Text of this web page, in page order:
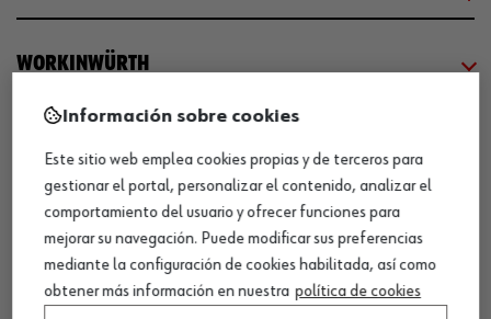
WORKINWÜRTH
¡WÜRTH EMPRESA SOLIDARIA!
Información sobre cookies
Este sitio web emplea cookies propias y de terceros para
gestionar el portal, personalizar el contenido, analizar el
comportamiento del usuario y ofrecer funciones para
mejorar su navegación. Puede modificar sus preferencias
mediante la configuración de cookies habilitada, así como
obtener más información en nuestra política de cookies